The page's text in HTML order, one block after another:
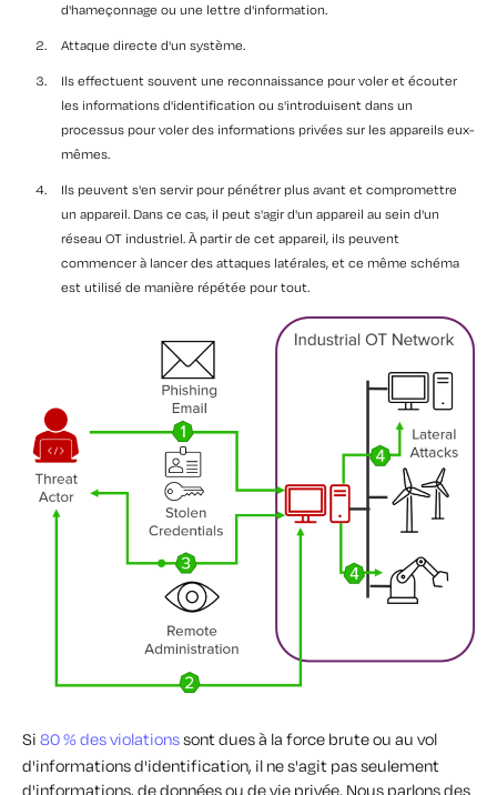
d'hameçonnage ou une lettre d'information.
Attaque directe d'un système.
Ils effectuent souvent une reconnaissance pour voler et écouter
les informations d'identification ou s'introduisent dans un
processus pour voler des informations privées sur les appareils eux-
mêmes.
Ils peuvent s'en servir pour pénétrer plus avant et compromettre
un appareil. Dans ce cas, il peut s'agir d'un appareil au sein d'un
réseau OT industriel. À partir de cet appareil, ils peuvent
commencer à lancer des attaques latérales, et ce même schéma
est utilisé de manière répétée pour tout.
Si 80 % des violationssont dues à la force brute ou au vol
d'informations d'identification, il ne s'agit pas seulement
d'informations, de données ou de vie privée. Nous parlons des